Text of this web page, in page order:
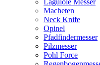
Laguiole Messer
Macheten
Neck Knife
Opinel
Pfadfindermesser
Pilzmesser
Pohl Force